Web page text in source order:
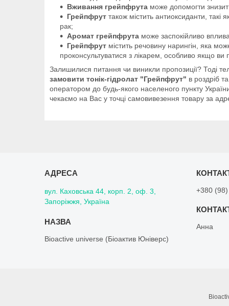
Вживання грейпфрута може допомогти
Грейпфрут також містить антиоксиданти,
рак;
Аромат грейпфрута може заспокійливо
Грейпфрут містить речовину нарингін, яка
проконсультуватися з лікарем, особливо якщо ви
Залишилися питання чи виникли пропозиції? Тоді
замовити тонік-гідролат "Грейпфрут" в роздріб
оператором до будь-якого населеного пункту
чекаємо на Вас у точці самовивезення товару за
вул. Каховська 44, корп. 2, оф. 3,
Запоріжжя, Україна
Bioactive universe (Біоактив Юніверс)
+380
Анна